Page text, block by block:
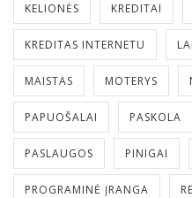
KELIONĖS KREDITAI
KREDITAS INTERNETU
MAISTAS MOTERYS
PAPUOŠALAI PASKOLA
PASLAUGOS PINIGAI
PROGRAMINĖ ĮRANGA